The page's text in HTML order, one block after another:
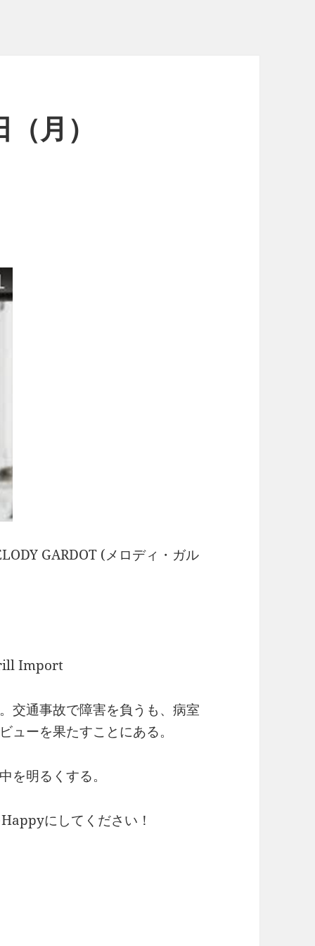
月）
(メロディ・ガル
Import
交通事故で障害を負うも、病室
ューを果たすことにある。
を明るくする。
にしてください！